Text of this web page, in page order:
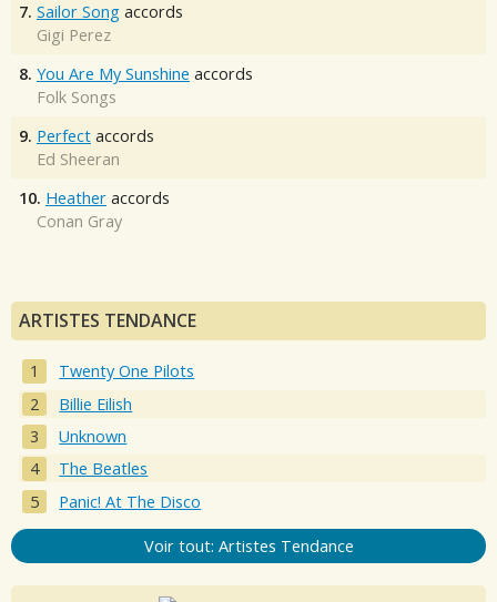
7. Sailor Song accords
Gigi Perez
8. You Are My Sunshine accords
Folk Songs
9. Perfect accords
Ed Sheeran
10. Heather accords
Conan Gray
ARTISTES TENDANCE
Twenty One Pilots
Billie Eilish
Unknown
The Beatles
Panic! At The Disco
Voir tout: Artistes Tendance